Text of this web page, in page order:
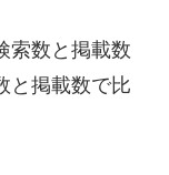
索数と掲載数
と掲載数で比